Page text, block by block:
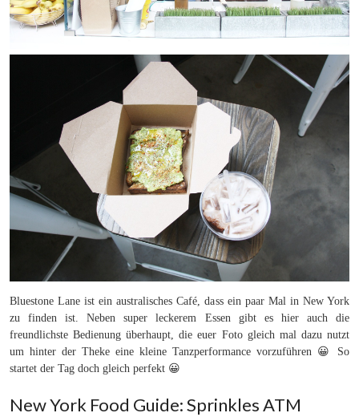
Bluestone Lane ist ein australisches Café, dass ein paar Mal in New York
zu finden ist. Neben super leckerem Essen gibt es hier auch die
freundlichste Bedienung überhaupt, die euer Foto gleich mal dazu nutzt
um hinter der Theke eine kleine Tanzperformance vorzuführen 😀 So
startet der Tag doch gleich perfekt 😀
New York Food Guide: Sprinkles ATM